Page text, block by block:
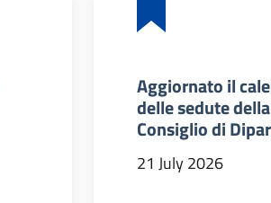
Aggiornato il
delle sedute
Consiglio di
21 July 2026